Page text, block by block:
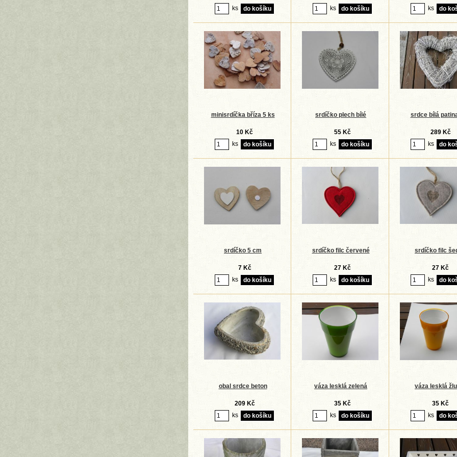
ks ks ks
minisrdíčka bříza 5 ks
10 Kč
ks
srdíčko plech bílé
55 Kč
ks
srdce bílá
289 Kč
ks
srdíčko 5 cm
7 Kč
ks
srdíčko filc červené
27 Kč
ks
srdíčko filc
27 Kč
ks
obal srdce beton
209 Kč
ks
váza lesklá zelená
35 Kč
ks
váza lesklá
35 Kč
ks